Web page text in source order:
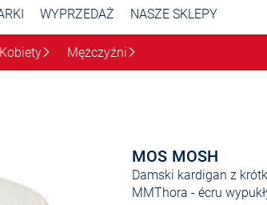
WYPRZEDAŻ NASZE SKLEPY
Kobiety Mężczyźni
MOS MOSH
Damski kardigan z
MMThora - écru